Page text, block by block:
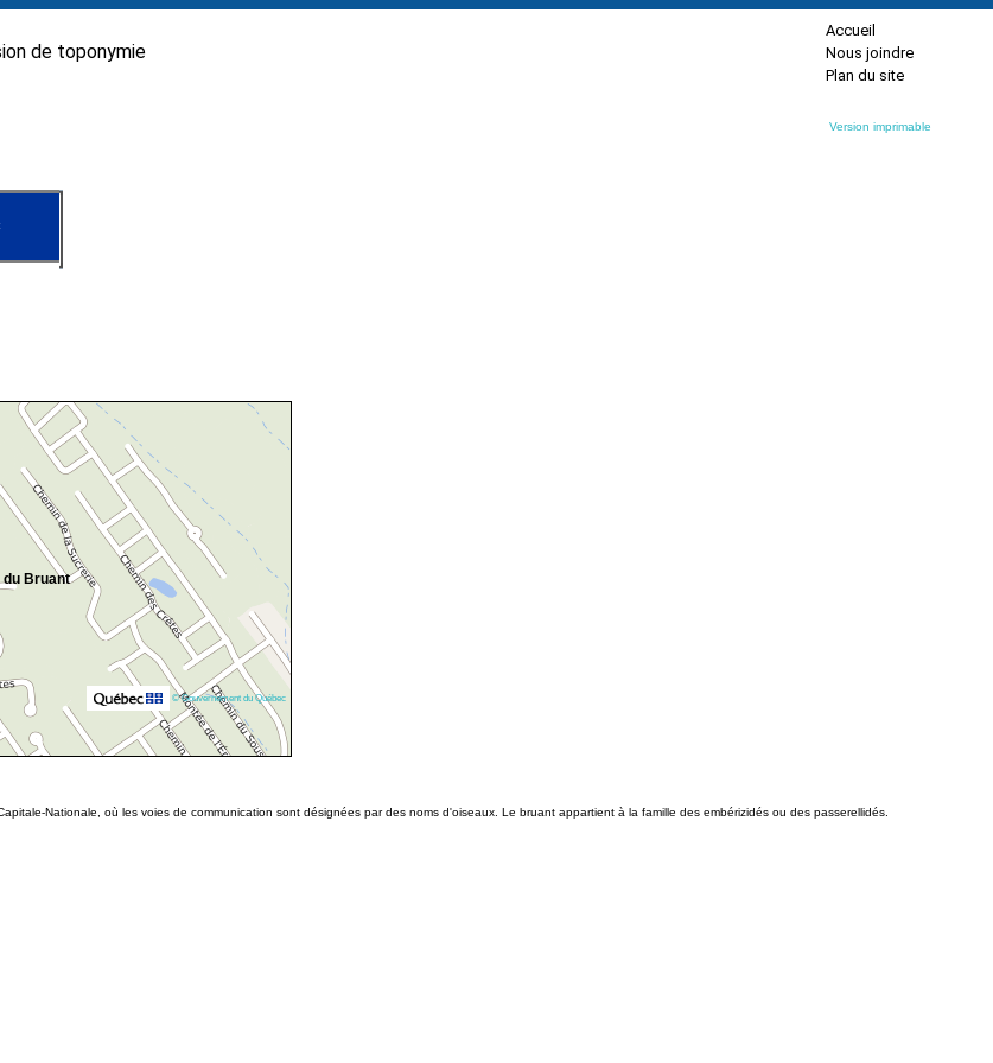
de toponymie
Accueil
Nous joindre
Plan du site
Version imprimable
du Bruant
© Gouvernement du Québec
Nationale, où les voies de communication sont désignées par des noms d'oiseaux. Le bruant appartient à la famille des embérizidés ou des passerellidés.